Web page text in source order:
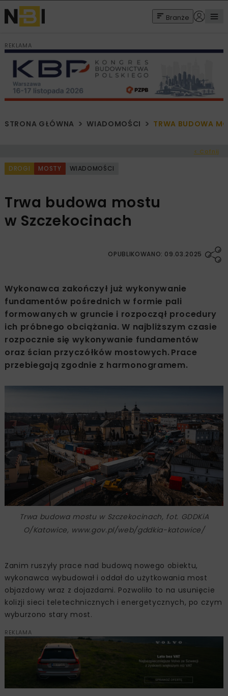
Branże
REKLAMA
STRONA GŁÓWNA WIADOMOŚCI TRWA BUDOWA
< Cofnij
DROGI MOSTY WIADOMOŚCI
Trwa budowa mostu
w Szczekocinach
OPUBLIKOWANO: 09.03.2025
Wykonawca zakończył już wykonywanie
fundamentów pośrednich w formie pali
formowanych w gruncie i rozpoczął procedury
ich próbnego obciążania. W najbliższym czasie
rozpocznie się wykonywanie fundamentów
oraz ścian przyczółków mostowych. Prace
przebiegają zgodnie z harmonogramem.
Trwa budowa mostu w Szczekocinach, fot. GDDKiA
O/Katowice, www.gov.pl/web/gddkia-katowice/
Zanim ruszyły prace nad budową nowego obiektu,
wykonawca wybudował i oddał do użytkowania most
objazdowy wraz z dojazdami. Pozwoliło to na usunięcie
kolizji sieci teletechnicznych i energetycznych, po czym
wyburzono stary most.
REKLAMA